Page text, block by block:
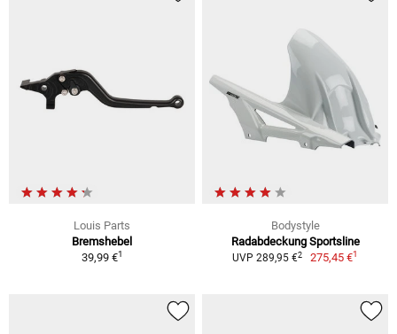
Louis Parts
Bremshebel
39,99 €1
Bodystyle
Radabdeckung Sportsline
UVP 289,95 €2 275,45 €1